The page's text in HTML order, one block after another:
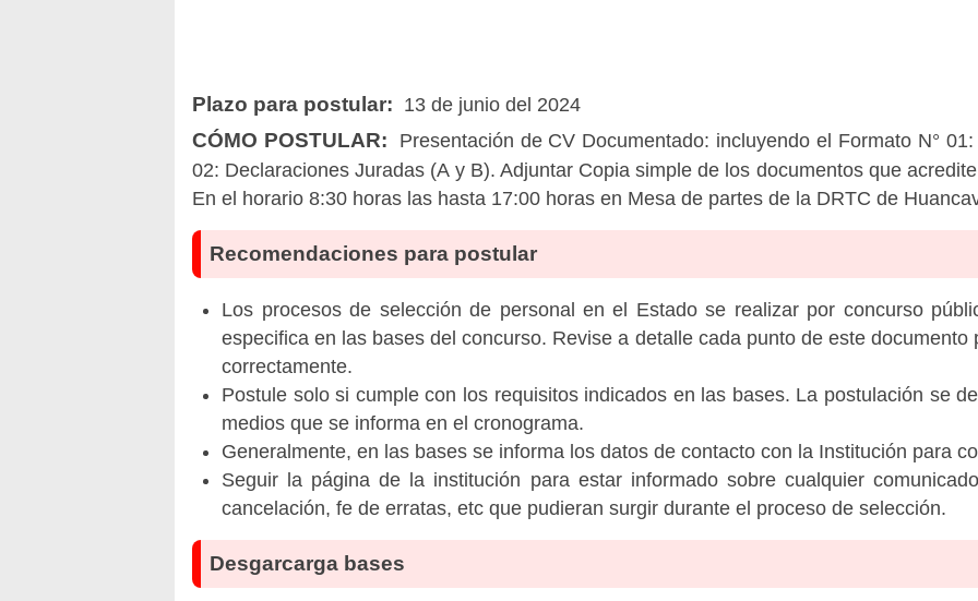
Plazo para postular: 13 de junio del 2024
CÓMO POSTULAR:
Presentación de CV Documentado: incluyendo el Formato N°
02: Declaraciones Juradas (A y B). Adjuntar Copia simple de los documentos que
En el horario 8:30 horas las hasta 17:00 horas en Mesa de partes de la DRTC de
Recomendaciones para postular
Los procesos de selección de personal en el Estado se realizar por concurso
especifica en las bases del concurso. Revise a detalle cada punto de este
correctamente.
Postule solo si cumple con los requisitos indicados en las bases. La postulación se
medios que se informa en el cronograma.
Generalmente, en las bases se informa los datos de contacto con la Institución para
Seguir la página de la institución para estar informado sobre cualquier
cancelación, fe de erratas, etc que pudieran surgir durante el proceso de selección.
Desgarcarga bases